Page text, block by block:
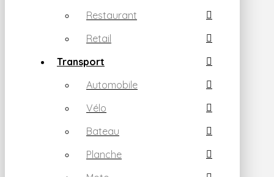
Restaurant
Retail
Transport
Automobile
Vélo
Bateau
Planche